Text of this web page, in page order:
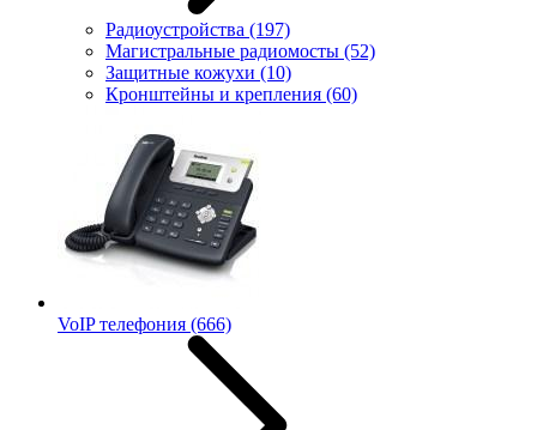
Радиоустройства (197)
Магистральные радиомосты (52)
Защитные кожухи (10)
Кронштейны и крепления (60)
VoIP телефония (666)